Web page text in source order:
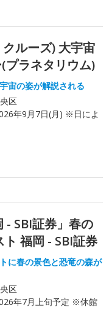
ルーズ) 大宇宙
プラネタリウム)
宙の姿が解説される
区
年9月7日(月) ※日によ
- SBI証券」春の
福岡 - SBI証券
に春の景色と恐竜の森が
区
年7月上旬予定 ※休館